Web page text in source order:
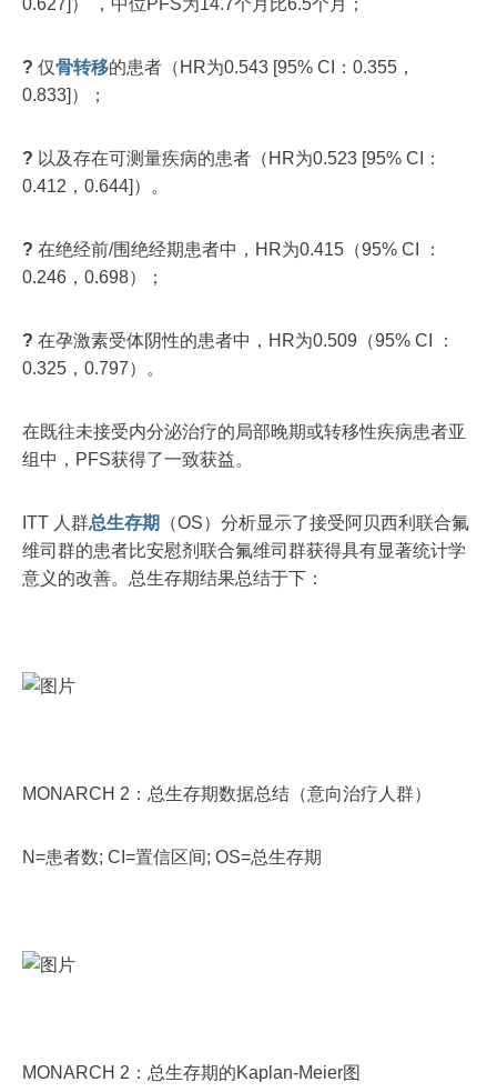
? 仅骨转移的患者（HR为0.543 [95% CI：0.355，
0.833]）；
? 以及存在可测量疾病的患者（HR为0.523 [95% CI：
0.412，0.644]）。
? 在绝经前/围绝经期患者中，HR为0.415（95% CI ：
0.246，0.698）；
? 在孕激素受体阴性的患者中，HR为0.509（95% CI ：
0.325，0.797）。
在既往未接受内分泌治疗的局部晚期或转移性疾病患者亚
组中，PFS获得了一致获益。
ITT 人群总生存期
（OS）分析显示了接受阿贝西利联合氟
维司群的患者比安慰剂联合氟维司群获得具有显著统计学
意义的改善。总生存期结果总结于下：
MONARCH 2：总生存期数据总结（意向治疗人群）
N=患者数; CI=置信区间; OS=总生存期
MONARCH 2：总生存期的Kaplan-Meier图